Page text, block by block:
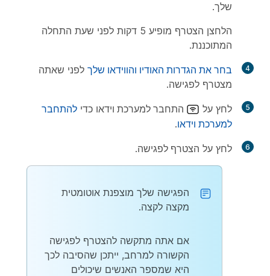
שלך.
הלחצן הצטרף
מופיע 5 דקות לפני שעת התחלה
המתוכננת.
4 בחר את הגדרות האודיו והווידאו שלך לפני שאתה
מצטרף לפגישה.
5 לחץ על התחבר למערכת וידאו כדי להתחבר
למערכת וידאו.
6 לחץ על הצטרף לפגישה.
הפגישה שלך מוצפנת אוטומטית
מקצה לקצה.
אם אתה מתקשה להצטרף לפגישה
הקשורה למרחב, ייתכן שהסיבה לכך
היא שמספר האנשים שיכולים